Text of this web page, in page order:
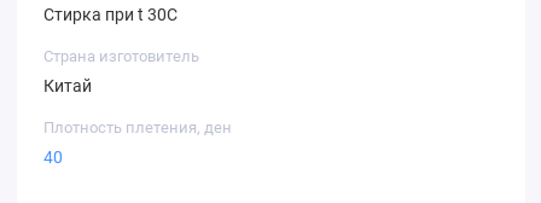
Стирка при t 30С
Страна изготовитель
Китай
Плотность плетения, ден
40